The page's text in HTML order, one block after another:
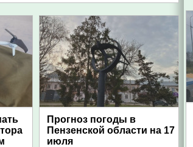
Прогноз погоды в
Пензенской области на 17
июля